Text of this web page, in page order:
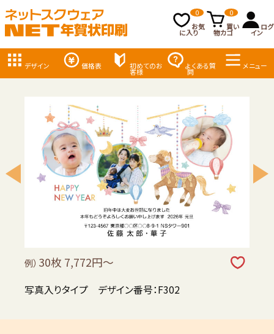
お気
に入り
0
買い
物カゴ
0
ログ
イン
デザイン 価格表 初めてのお
客様
よくある質
問
メニュー
例） 30枚 7,772円～
写真入りタイプ デザイン番号：F302